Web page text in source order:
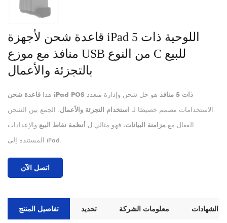
قاعدة شحن لأجهزة iPad اللوحية ذات 5
منافذ مع موزع USB من النوع C للبيع
بالتجزئة والأعمال
هذا قاعدة شحن iPad POS ذات 5 منافذ
هو حل شحن وإدارة متعدد
الاستخدامات مصمم خصيصًا لـ استخدام التجزئة والأعمال. الجمع بين الشحن
الفعال مع مزامنة البيانات، فهو مثالي ل أنظمة نقاط البيع والإعدادات
المستندة إلى iPad.
اتصل الآن
تفاصيل المنتج تحديد معلومات الشركة الشهادات